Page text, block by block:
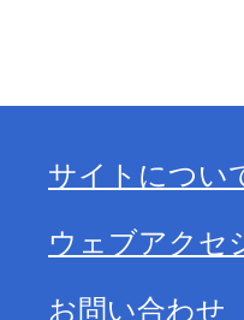
サイトについ
ウェブアクセ
お問い合わせ